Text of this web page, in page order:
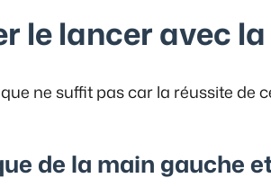
le lancer avec
ne suffit pas car la réussite de
de la main gauche